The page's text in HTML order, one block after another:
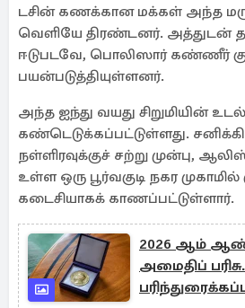
டசின் கணக்கான மக்கள் அந்த
வெளியே திரண்டனர். அத்துடன்
ஈடுபடவே, பொலிஸார் கண்ணீர்
பயன்படுத்தியுள்ளனர்.
அந்த ஐந்து வயது சிறுமியின்
கண்டெடுக்கப்பட்டுள்ளது.
நள்ளிரவுக்குச் சற்று முன்பு,
உள்ள ஒரு பூர்வகுடி நகர முகாமில்
கடைசியாகக் காணப்பட்டுள்ளார்.
2026 ஆம்
அமைதிப்